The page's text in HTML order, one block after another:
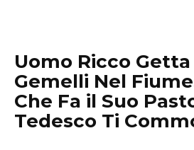
Uomo Ricco Getta
Gemelli Nel
Che Fa il Suo
Tedesco Ti